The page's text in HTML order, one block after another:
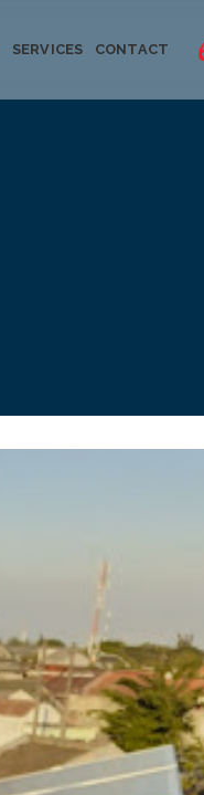
SERVICES CONTACT